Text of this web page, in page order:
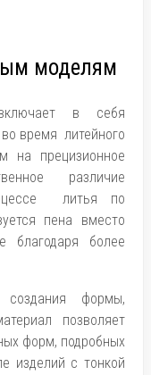
моделям
в себя
время литейного
на прецизионное
различие
литья по
пена вместо
благодаря более
создания формы,
позволяет
форм, подробных
изделий с тонкой